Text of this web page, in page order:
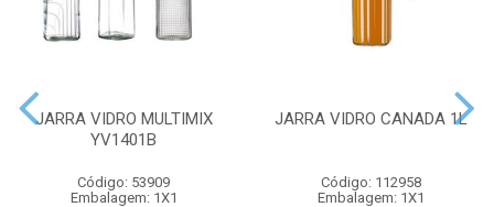
JARRA VIDRO MULTIMIX
YV1401B
Código: 53909
Embalagem: 1X1
JARRA VIDRO CANADA 1L
Código: 112958
Embalagem: 1X1